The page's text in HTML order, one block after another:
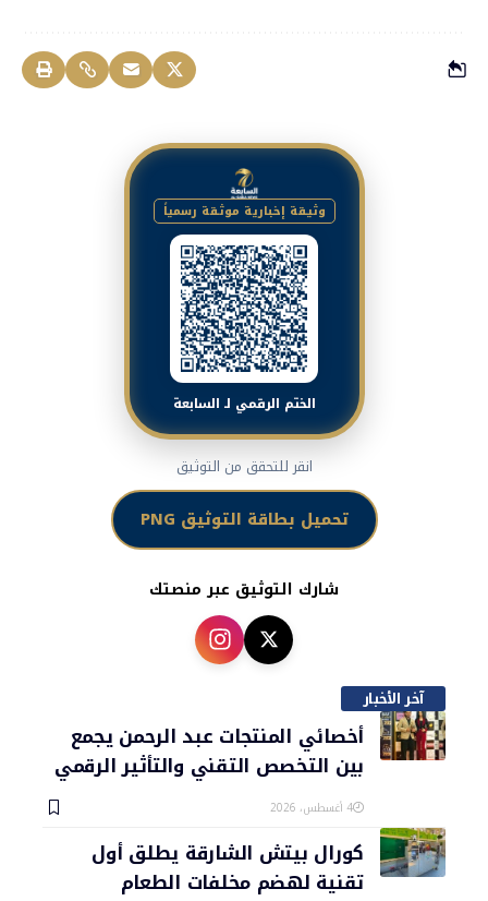
وثيقة إخبارية موثقة رسمياً
الختم الرقمي لـ السابعة
انقر للتحقق من التوثيق
تحميل بطاقة التوثيق PNG
شارك التوثيق عبر منصتك
آخر الأخبار
أخصائي المنتجات عبد الرحمن يجمع
بين التخصص التقني والتأثير الرقمي
4 أغسطس، 2026
كورال بيتش الشارقة يطلق أول
تقنية لهضم مخلفات الطعام